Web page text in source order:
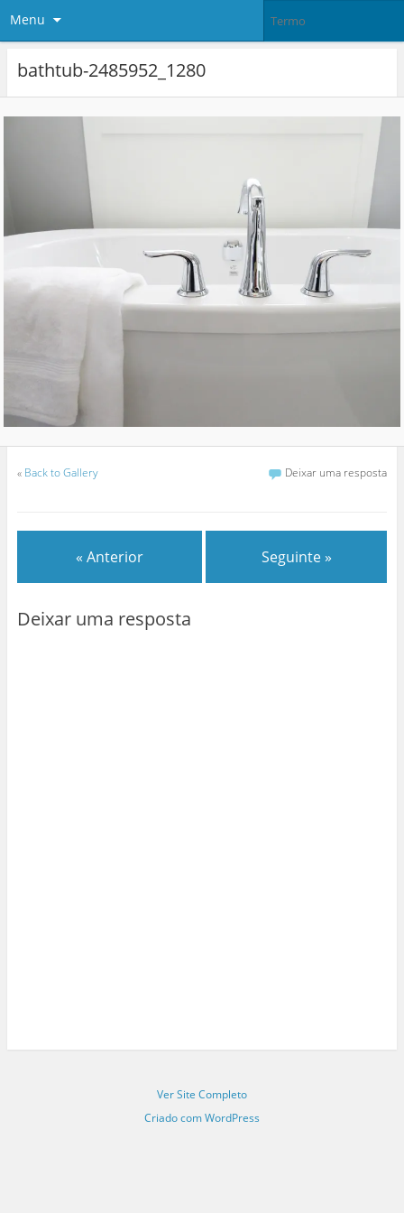
Menu
bathtub-2485952_1280
« Back to Gallery Deixar uma resposta
« Anterior Seguinte »
Deixar uma resposta
Ver Site Completo
Criado com WordPress